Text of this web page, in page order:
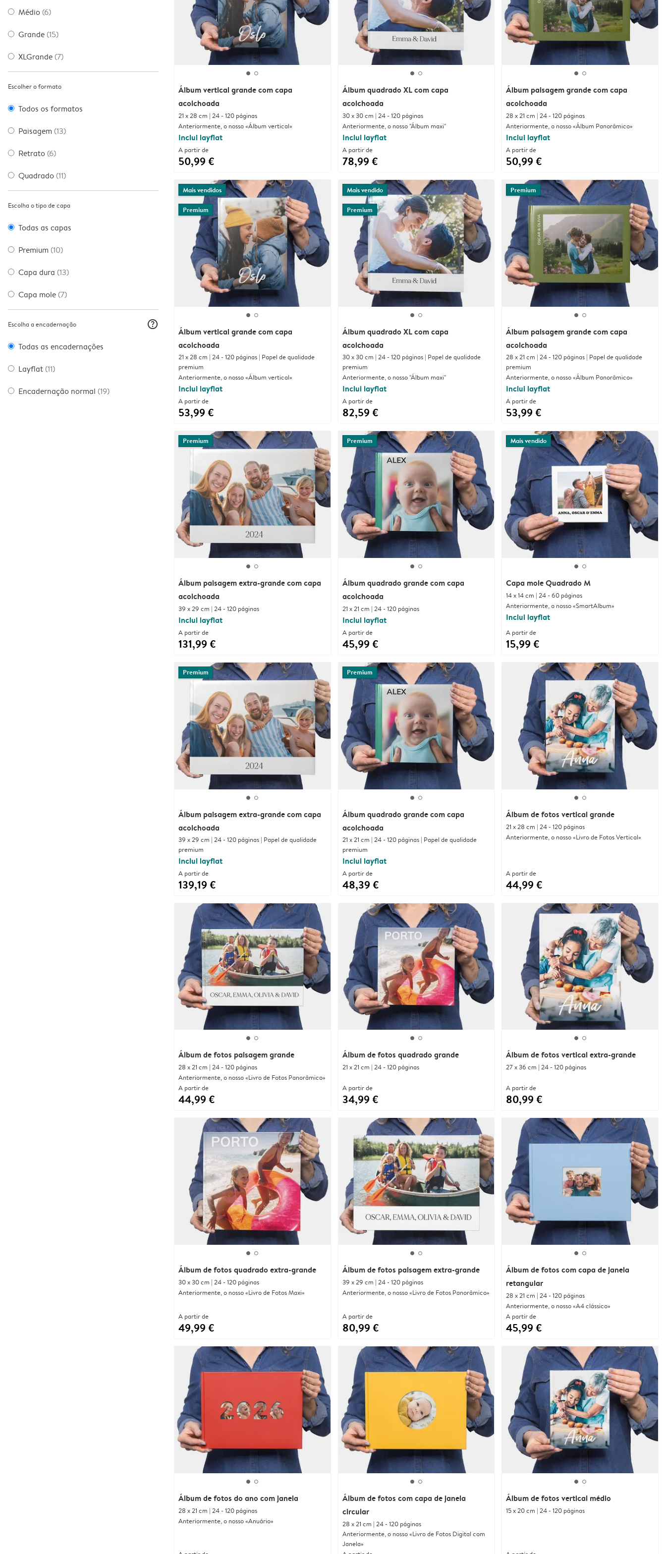
Médio (6)
Grande (15)
XLGrande (7)
Escolher o formato
Todos os formatos
Paisagem (13)
Retrato (6)
Quadrado (11)
Escolha o tipo de capa
Todas as capas
Premium (10)
Capa dura (13)
Capa mole (7)
Escolha a encadernação question_mark_circle
Todas as encadernações
Layflat (11)
Encadernação normal (19)
Álbum de fotos vertical médio
15 x 20 cm | 24 - 120 páginas
Álbum de fotos quadrado grande
21 x 21 cm | 24 - 120 páginas
A partir de
34,99 €
Álbum de fotos paisagem grande
28 x 21 cm | 24 - 120 páginas
Anteriormente, o nosso «Livro de Fotos Panorâmico»
A partir de
44,99 €
Álbum de fotos vertical grande
21 x 28 cm | 24 - 120 páginas
Anteriormente, o nosso «Livro de Fotos Vertical»
A partir de
44,99 €
Álbum de fotos quadrado extra-grande
30 x 30 cm | 24 - 120 páginas
Anteriormente, o nosso «Livro de Fotos Maxi»
A partir de
49,99 €
Álbum de fotos vertical extra-grande
27 x 36 cm | 24 - 120 páginas
A partir de
80,99 €
Álbum de fotos paisagem extra-grande
39 x 29 cm | 24 - 120 páginas
Anteriormente, o nosso «Livro de Fotos Panorâmico»
A partir de
80,99 €
Mais vendido
Premium
Álbum quadrado XL com capa
acolchoada
30 x 30 cm | 24 - 120 páginas | Papel de qualidade
premium
Anteriormente, o nosso "Álbum maxi"
Inclui layflat
A partir de
82,59 €
Álbum quadrado XL com capa
acolchoada
30 x 30 cm | 24 - 120 páginas
Anteriormente, o nosso "Álbum maxi"
Inclui layflat
A partir de
78,99 €
Mais vendidos
Premium
Álbum vertical grande com capa
acolchoada
21 x 28 cm | 24 - 120 páginas | Papel de qualidade
premium
Anteriormente, o nosso «Álbum vertical»
Inclui layflat
A partir de
53,99 €
Álbum vertical grande com capa
acolchoada
21 x 28 cm | 24 - 120 páginas
Anteriormente, o nosso «Álbum vertical»
Inclui layflat
A partir de
50,99 €
Premium
Álbum paisagem grande com capa
acolchoada
28 x 21 cm | 24 - 120 páginas | Papel de qualidade
premium
Anteriormente, o nosso «Álbum Panorâmico»
Inclui layflat
A partir de
53,99 €
Álbum paisagem grande com capa
acolchoada
28 x 21 cm | 24 - 120 páginas
Anteriormente, o nosso «Álbum Panorâmico»
Inclui layflat
A partir de
50,99 €
Premium
Álbum quadrado grande com capa
acolchoada
21 x 21 cm | 24 - 120 páginas | Papel de qualidade
premium
Inclui layflat
A partir de
48,39 €
Premium
Álbum quadrado grande com capa
acolchoada
21 x 21 cm | 24 - 120 páginas
Inclui layflat
A partir de
45,99 €
Premium
Álbum paisagem extra-grande com capa
acolchoada
39 x 29 cm | 24 - 120 páginas | Papel de qualidade
premium
Inclui layflat
A partir de
139,19 €
Premium
Álbum paisagem extra-grande com capa
acolchoada
39 x 29 cm | 24 - 120 páginas
Inclui layflat
A partir de
131,99 €
Álbum de fotos com capa de janela
retangular
28 x 21 cm | 24 - 120 páginas
Anteriormente, o nosso «A4 clássico»
A partir de
45,99 €
Álbum de fotos com capa de janela
circular
28 x 21 cm | 24 - 120 páginas
Anteriormente, o nosso «Livro de Fotos Digital com
Janela»
Álbum de fotos do ano com janela
28 x 21 cm | 24 - 120 páginas
Anteriormente, o nosso «Anuário»
Mais vendido
Capa mole Quadrado M
14 x 14 cm | 24 - 60 páginas
Anteriormente, o nosso «SmartAlbum»
Inclui layflat
A partir de
15,99 €